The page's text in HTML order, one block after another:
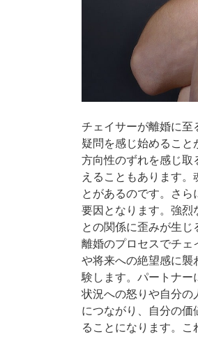
チェイサーが離婚に至
疑問を感じ始めるこ
方向性のずれを感じ取
えることもあります
とがあるのです。さ
要因となります。強烈
との関係に歪みが生じ
離婚のプロセスでチェ
や将来への絶望感に襲
験します。パートナー
状況への怒りや自分の
につながり、自分の価
ることになります。こ